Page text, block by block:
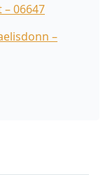
– 06647
–